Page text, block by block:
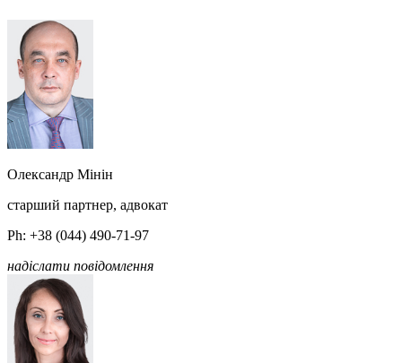
Олександр Мінін
старший партнер, адвокат
Ph: +38 (044) 490-71-97
надіслати повідомлення